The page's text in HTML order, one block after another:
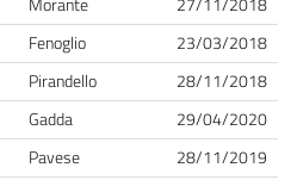
Fenoglio
23/03/2018
Pirandello
28/11/2018
Gadda
29/04/2020
Pavese
28/11/2019